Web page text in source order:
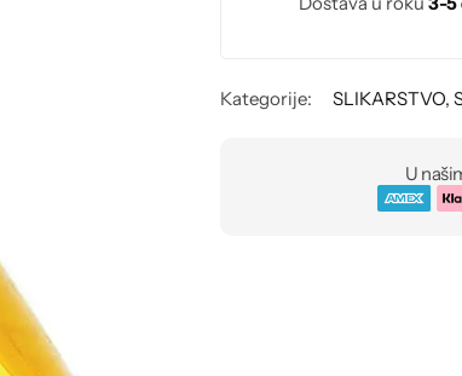
Kategorije: SLIKARSTVO,
U